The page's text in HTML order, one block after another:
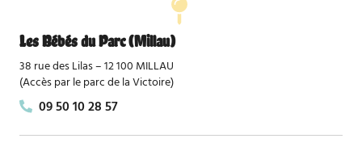
Les Bébés du Parc (Millau)
38 rue des Lilas – 12 100 MILLAU
(Accès par le parc de la Victoire)
09 50 10 28 57